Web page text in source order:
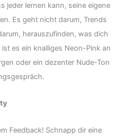
jeder lernen kann, seine eigene
Es geht nicht darum, Trends
herauszufinden, was dich
es ein knalliges Neon-Pink an
oder ein dezenter Nude-Ton
Feedback! Schnapp dir eine